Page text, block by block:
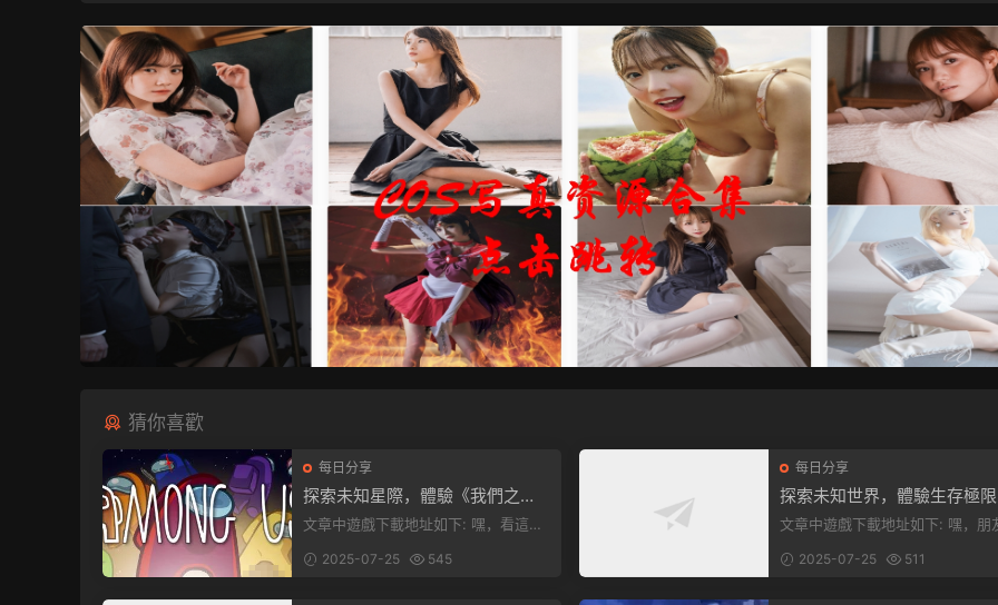
猜你喜歡
每日分享
探索未知星際，體驗《我們之
中》PC端全新版本
文章中遊戲下載地址如下: 嘿，看這
入我們遊...
2025-07-25 545
每日分享
探索未知世界，體驗生存極
《方舟：生存飛升》v38.9中
文章中遊戲下載地址如下: 嘿，朋友
遊戲超火...
2025-07-25 511